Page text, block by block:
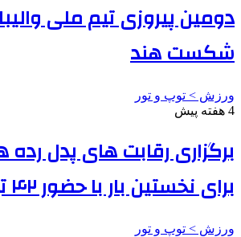
دومین پیروزی تیم ملی
شکست هند
ورزش > توپ و تور
4 هفته پیش
برگزاری رقابت های پدل
برای نخستین بار با حضور ۴۲ تیم
ورزش > توپ و تور